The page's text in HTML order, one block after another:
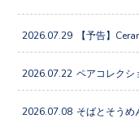
2026.07.29 【予告】
2026.07.22 ペアコレクシ
2026.07.08 そばとそうめ